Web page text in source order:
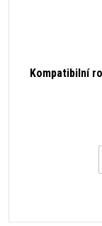
Kompatibilní